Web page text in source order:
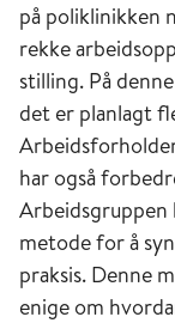
på poliklinikken
rekke
stilling. På
det er planlagt
har også
metode for å
praksis. Denne
enige om